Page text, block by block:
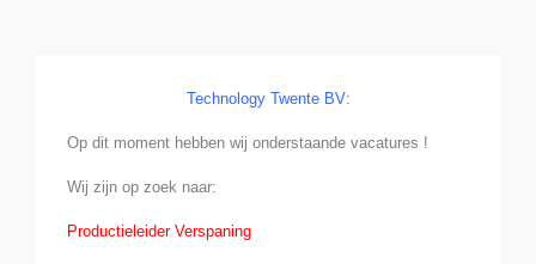
Technology Twente BV:
Op dit moment hebben wij onderstaande vacatures !
Wij zijn op zoek naar:
Productieleider Verspaning